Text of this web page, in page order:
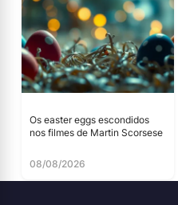
Os easter eggs escondidos
nos filmes de Martin Scorsese
08/08/2026